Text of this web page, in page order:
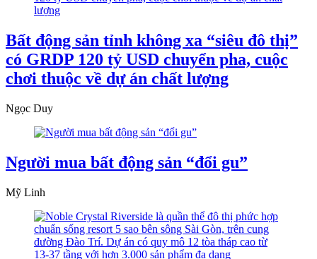
Bất động sản tỉnh không xa “siêu đô thị”
có GRDP 120 tỷ USD chuyển pha, cuộc
chơi thuộc về dự án chất lượng
Ngọc Duy
Người mua bất động sản “đổi gu”
Mỹ Linh